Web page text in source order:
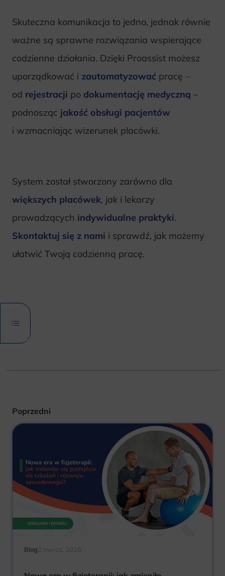
Skuteczna komunikacja to jedno, jednak równie
ważne są sprawne rozwiązania wspierające
codzienne działania. Dzięki Proassist możesz
uporządkować i zautomatyzować pracę –
od rejestracji po dokumentację medyczną –
podnosząc jakość obsługi pacjentów
i wzmacniając wizerunek placówki.
System został stworzony zarówno dla
większych placówek, jak i lekarzy
prowadzących indywidualne praktyki.
Skontaktuj się z nami i sprawdź, jak możemy
ułatwić Twoją codzienną pracę.
Poprzedni
Blog 2 marca, 2026